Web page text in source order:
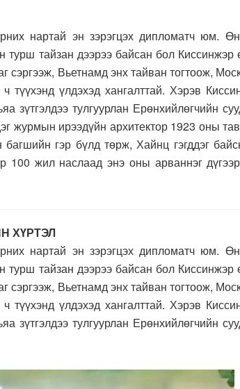
нартай эн зэрэгцэх дипломатч юм.
турш тайзан дээрээ байсан бол
Вьетнамд энх тайван тогтоож,
үлдэхэд хангалттай. Хэрэв
зүтгэлдээ тулгуурлан Ерөнхийлөгчийн
журмын ирээдүйн архитектор 1923 оны
гэр бүлд төрж, Хайнц гэгддэг
100 жил наслаад энэ оны арваннэг
ХҮРТЭЛ
нартай эн зэрэгцэх дипломатч юм.
турш тайзан дээрээ байсан бол
Вьетнамд энх тайван тогтоож,
үлдэхэд хангалттай. Хэрэв
зүтгэлдээ тулгуурлан Ерөнхийлөгчийн